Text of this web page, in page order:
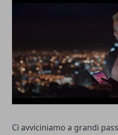
Ci avviciniamo a grandi